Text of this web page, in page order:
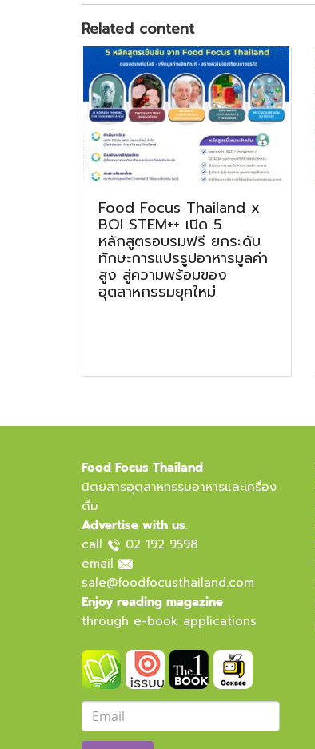
Related content
Food Focus Thailand x
BOI STEM++ เปิด 5
หลักสูตรอบรมฟรี ยกระดับ
ทักษะการแปรรูปอาหารมูลค่า
สูง สู่ความพร้อมของ
อุตสาหกรรมยุคใหม่
Food Focus Thailand
นิตยสารอุตสาหกรรมอาหารและเครื่อง
ดื่ม
Advertise with us.
call
02 192 9598
email
sale@foodfocusthailand.com
Enjoy reading magazine
through e-book applications